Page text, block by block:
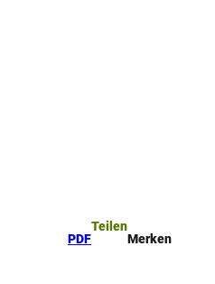
PDF
Teilen
Merken